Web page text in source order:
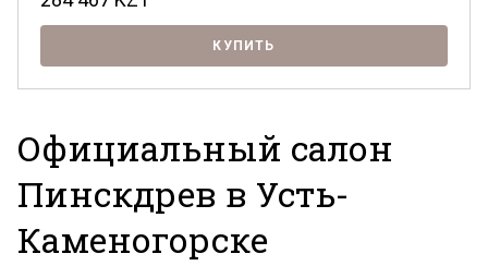
КУПИТЬ
Официальный салон
Пинскдрев в Усть-
Каменогорске